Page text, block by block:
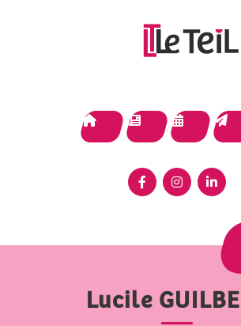
Lucile